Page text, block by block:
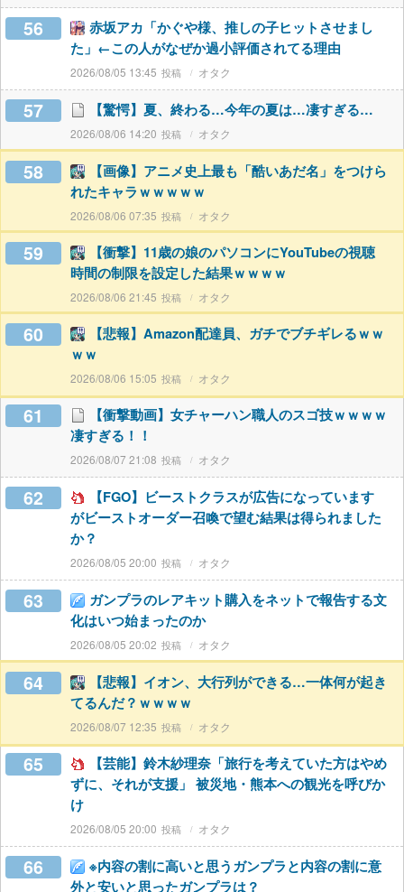
56
赤坂アカ「かぐや様、推しの子ヒットさせまし
た」←この人がなぜか過小評価されてる理由
2026/08/05 13:45 オタク
57 【驚愕】夏、終わる…今年の夏は…凄すぎる…
2026/08/06 14:20 オタク
58
【画像】アニメ史上最も「酷いあだ名」をつけら
れたキャラｗｗｗｗｗ
2026/08/06 07:35 オタク
59
【衝撃】11歳の娘のパソコンにYouTubeの視聴
時間の制限を設定した結果ｗｗｗｗ
2026/08/06 21:45 オタク
60
【悲報】Amazon配達員、ガチでブチギレるｗｗ
ｗｗ
2026/08/06 15:05 オタク
61
【衝撃動画】女チャーハン職人のスゴ技ｗｗｗｗ
凄すぎる！！
2026/08/07 21:08 オタク
62
【FGO】ビーストクラスが広告になっています
がビーストオーダー召喚で望む結果は得られました
か？
2026/08/05 20:00 オタク
63
ガンプラのレアキット購入をネットで報告する文
化はいつ始まったのか
2026/08/05 20:02 オタク
64
【悲報】イオン、大行列ができる…一体何が起き
てるんだ？ｗｗｗｗ
2026/08/07 12:35 オタク
65
【芸能】鈴木紗理奈「旅行を考えていた方はやめ
ずに、それが支援」 被災地・熊本への観光を呼びか
け
2026/08/05 20:00 オタク
66
※内容の割に高いと思うガンプラと内容の割に意
外と安いと思ったガンプラは？